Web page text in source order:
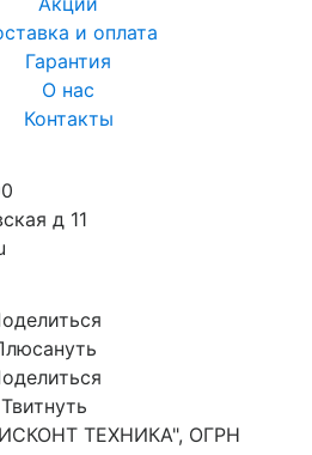
и оплата
Гарантия
О нас
Контакты
д 11
Твитнуть
ТЕХНИКА", ОГРН